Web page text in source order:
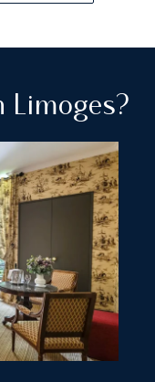
Limoges?